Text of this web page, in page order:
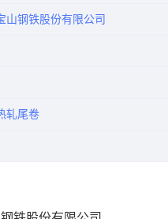
山钢铁股份有限公司
轧尾卷